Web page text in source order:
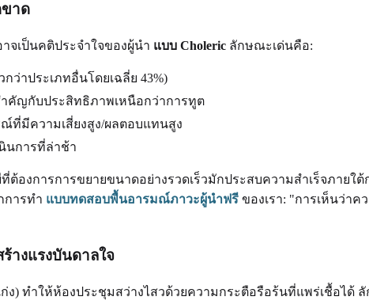
ขาด
จเป็นคติประจำใจของผู้นำ แบบ Choleric ลักษณะเด่นคือ:
กว่าประเภทอื่นโดยเฉลี่ย 43%)
คัญกับประสิทธิภาพเหนือกว่าการทูต
ที่มีความเสี่ยงสูง/ผลตอบแทนสูง
นการที่ล่าช้า
ต้องการการขยายขนาดอย่างรวดเร็วมักประสบความสำเร็จภายใต้
การทำ แบบทดสอบพื้นอารมณ์ภาวะผู้นำฟรี ของเรา: "การเห็นว่าค
างแรงบันดาลใจ
ก่ง) ทำให้ห้องประชุมสว่างไสวด้วยความกระตือรือร้นที่แพร่เชื้อได้